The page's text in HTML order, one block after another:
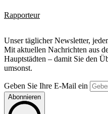
Rapporteur
Unser täglicher Newsletter,
Mit aktuellen Nachrichten aus
Hauptstädten – damit Sie den
umsonst.
Geben Sie Ihre E-Mail ein
Abonnieren